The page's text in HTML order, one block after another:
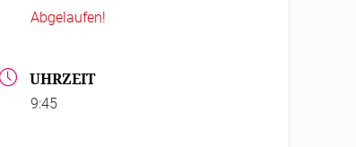
Abgelaufen!
UHRZEIT
9:45